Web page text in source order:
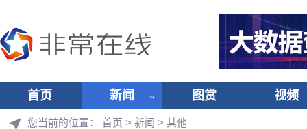
首页 新闻 图赏 视频
您当前的位置： 首页 > 新闻 > 其他